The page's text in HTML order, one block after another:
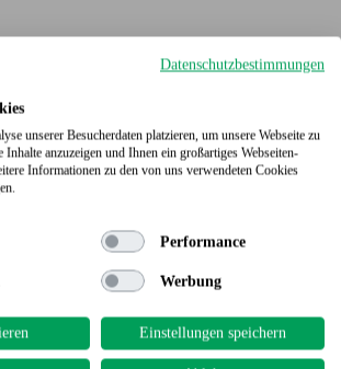
Datenschutzbestimmungen
unserer Besucherdaten platzieren, um unsere Webseite zu
Inhalte anzuzeigen und Ihnen ein großartiges Webseiten-
Informationen zu den von uns verwendeten Cookies
Performance
Werbung
Einstellungen speichern